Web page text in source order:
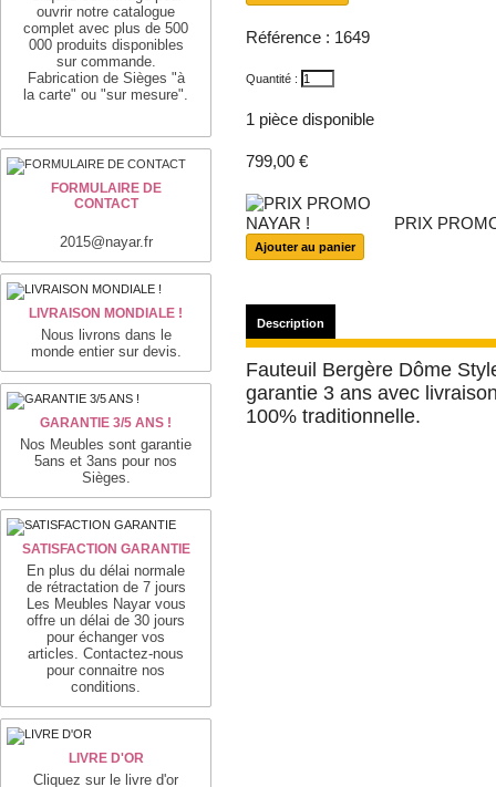
ouvrir notre catalogue
complet avec plus de 500
000 produits disponibles
sur commande.
Fabrication de Sièges "à
la carte" ou "sur mesure".
FORMULAIRE DE
CONTACT
2015@nayar.fr
LIVRAISON MONDIALE !
Nous livrons dans le
monde entier sur devis.
GARANTIE 3/5 ANS !
Nos Meubles sont garantie
5ans et 3ans pour nos
Sièges.
SATISFACTION GARANTIE
En plus du délai normale
de rétractation de 7 jours
Les Meubles Nayar vous
offre un délai de 30 jours
pour échanger vos
articles. Contactez-nous
pour connaitre nos
conditions.
LIVRE D'OR
Cliquez sur le livre d'or
Référence : 1649
Quantité :
1 pièce disponible
799,00 €
PRIX
Description
Fauteuil Bergère Dôme
garantie 3 ans avec
100% traditionnelle.